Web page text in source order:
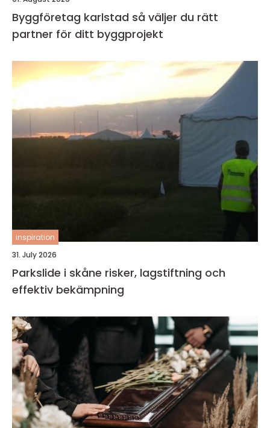
Byggföretag karlstad så väljer du rätt
partner för ditt byggprojekt
inspiration
31. July 2026
Parkslide i skåne risker, lagstiftning och
effektiv bekämpning